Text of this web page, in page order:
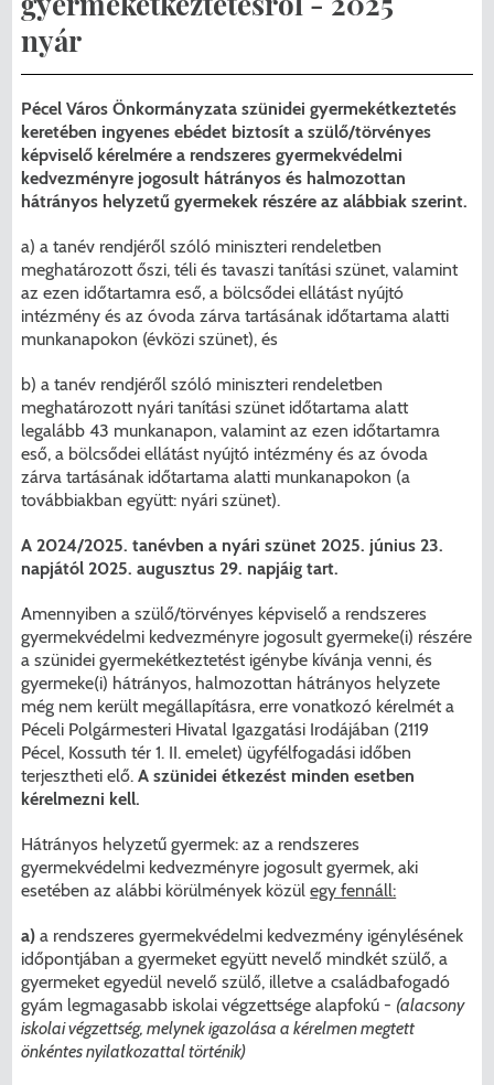
Központhoz való csatlakozása
Péceli Polgármesteri Hivatal energetikai
korszerűsítése
korszerűsítése Pécelen II. ütem
Pécel Város Önkormányzata 250 000
000 Ft értékű támogatást nyert az
alábbi projekt vonatkozásában.
Menzakártya/Applikáció
Nyomtatványok
Étkezési térítési díjak
2025/2026. tanév
nyár
Pécel Város Önkormányzata szünidei gyermekétkeztetés
keretében ingyenes ebédet biztosít a szülő/törvényes
képviselő kérelmére a rendszeres gyermekvédelmi
kedvezményre jogosult hátrányos és halmozottan
hátrányos helyzetű gyermekek részére az alábbiak szerint.
a) a tanév rendjéről szóló miniszteri rendeletben
meghatározott őszi, téli és tavaszi tanítási szünet, valamint
az ezen időtartamra eső, a bölcsődei ellátást nyújtó
intézmény és az óvoda zárva tartásának időtartama alatti
munkanapokon (évközi szünet), és
b) a tanév rendjéről szóló miniszteri rendeletben
meghatározott nyári tanítási szünet időtartama alatt
legalább 43 munkanapon, valamint az ezen időtartamra
eső, a bölcsődei ellátást nyújtó intézmény és az óvoda
zárva tartásának időtartama alatti munkanapokon (a
továbbiakban együtt: nyári szünet).
A 2024/2025. tanévben a nyári szünet 2025. június 23.
napjától 2025. augusztus 29. napjáig tart.
Amennyiben a szülő/törvényes képviselő a rendszeres
gyermekvédelmi kedvezményre jogosult gyermeke(i) részére
a szünidei gyermekétkeztetést igénybe kívánja venni, és
gyermeke(i) hátrányos, halmozottan hátrányos helyzete
még nem került megállapításra, erre vonatkozó kérelmét a
Péceli Polgármesteri Hivatal Igazgatási Irodájában (2119
Pécel, Kossuth tér 1. II. emelet) ügyfélfogadási időben
terjesztheti elő.A szünidei étkezést minden esetben
kérelmezni kell.
Hátrányos helyzetű gyermek: az a rendszeres
gyermekvédelmi kedvezményre jogosult gyermek, aki
esetében az alábbi körülmények közülegy fennáll:
a) a rendszeres gyermekvédelmi kedvezmény igénylésének
időpontjában a gyermeket együtt nevelő mindkét szülő, a
gyermeket egyedül nevelő szülő, illetve a családbafogadó
gyám legmagasabb iskolai végzettsége alapfokú - (alacsony
iskolai végzettség, melynek igazolása a kérelmen megtett
önkéntes nyilatkozattal történik)